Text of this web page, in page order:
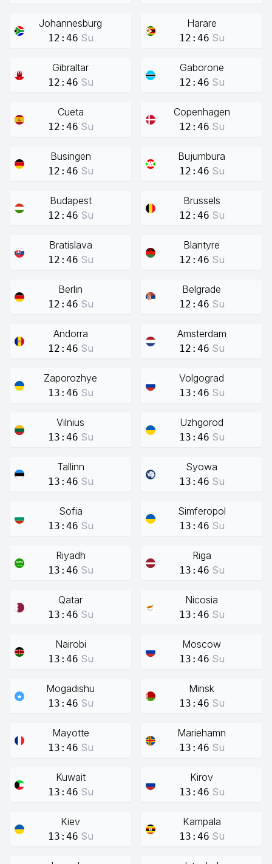
Johannesburg
12:46 Su
Harare
12:46 Su
Gibraltar
12:46 Su
Gaborone
12:46 Su
Cueta
12:46 Su
Copenhagen
12:46 Su
Busingen
12:46 Su
Bujumbura
12:46 Su
Budapest
12:46 Su
Brussels
12:46 Su
Bratislava
12:46 Su
Blantyre
12:46 Su
Berlin
12:46 Su
Belgrade
12:46 Su
Andorra
12:46 Su
Amsterdam
12:46 Su
Zaporozhye
13:46 Su
Volgograd
13:46 Su
Vilnius
13:46 Su
Uzhgorod
13:46 Su
Tallinn
13:46 Su
Syowa
13:46 Su
Sofia
13:46 Su
Simferopol
13:46 Su
Riyadh
13:46 Su
Riga
13:46 Su
Qatar
13:46 Su
Nicosia
13:46 Su
Nairobi
13:46 Su
Moscow
13:46 Su
Mogadishu
13:46 Su
Minsk
13:46 Su
Mayotte
13:46 Su
Mariehamn
13:46 Su
Kuwait
13:46 Su
Kirov
13:46 Su
Kiev
13:46 Su
Kampala
13:46 Su